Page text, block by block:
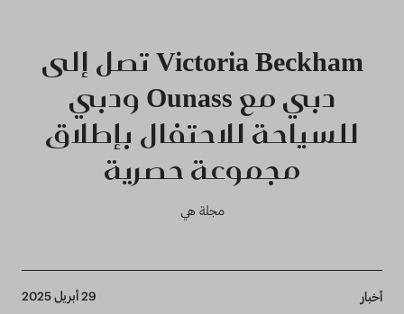
Victoria Beckham تصل إلى
دبي مع Ounass ودبي
للسياحة للاحتفال بإطلاق
مجموعة حصرية
مجلة هي
أخبار 29 أبريل 2025